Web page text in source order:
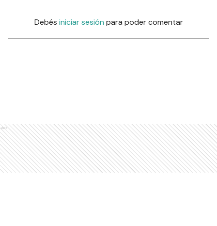
Debés iniciar sesión para poder comentar
Ads